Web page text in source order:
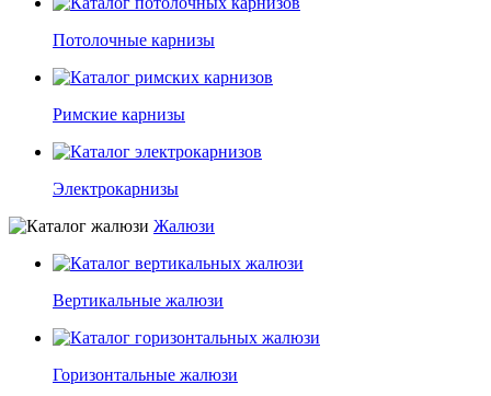
Потолочные карнизы
Римские карнизы
Электрокарнизы
Жалюзи
Вертикальные жалюзи
Горизонтальные жалюзи